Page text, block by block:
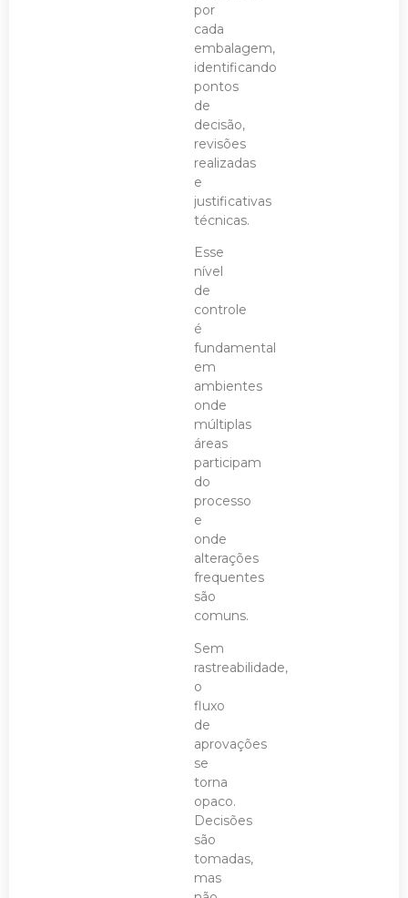
por
cada
embalagem,
identificando
pontos
de
decisão,
revisões
realizadas
e
justificativas
técnicas.
Esse
nível
de
controle
é
fundamental
em
ambientes
onde
múltiplas
áreas
participam
do
processo
e
onde
alterações
frequentes
são
comuns.
Sem
rastreabilidade,
o
fluxo
de
aprovações
se
torna
opaco.
Decisões
são
tomadas,
mas